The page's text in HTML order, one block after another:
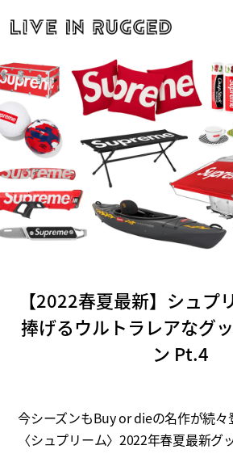
【2022春夏最新】シュプ
捧げるウルトラレアなグ
ン Pt.4
今シーズンもBuy or dieの名作が続々
〈シュプリーム〉2022年春夏最新グ